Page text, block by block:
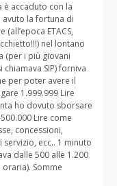
è accaduto con la
la fortuna di
ETACS,
nel lontano
(per i più giovani
SIP) forniva
per poter avere il
1.999.999 Lire
ho dovuto sborsare
Lire come
concessioni,
servizio, ecc.. 1 minuto
dalle 500 alle 1.200
Somme